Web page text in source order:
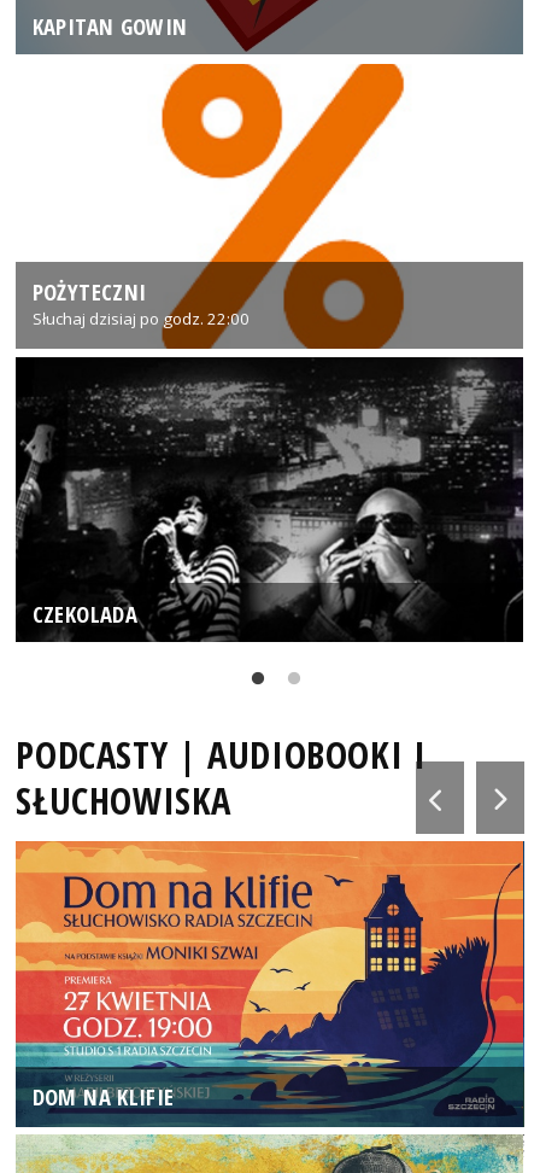
KAPITAN GOWIN
POŻYTECZNI
Słuchaj dzisiaj po godz. 22:00
CZEKOLADA
PODCASTY | AUDIOBOOKI I
SŁUCHOWISKA
DOM NA KLIFIE